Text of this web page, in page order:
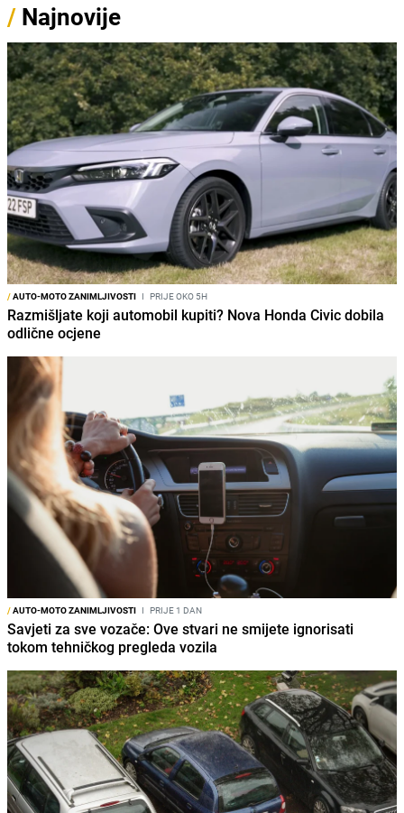
/ Najnovije
/AUTO-MOTO ZANIMLJIVOSTI I PRIJE OKO 5H
Razmišljate koji automobil kupiti? Nova Honda Civic dobila
odlične ocjene
/AUTO-MOTO ZANIMLJIVOSTI I PRIJE 1 DAN
Savjeti za sve vozače: Ove stvari ne smijete ignorisati
tokom tehničkog pregleda vozila